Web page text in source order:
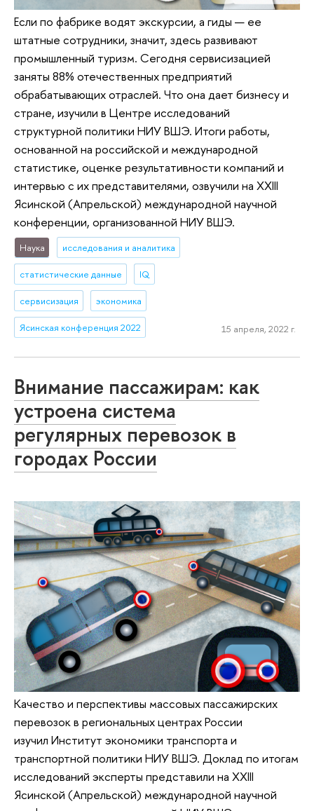
Если по фабрике водят экскурсии, а гиды — ее
штатные сотрудники, значит, здесь развивают
промышленный туризм. Сегодня сервисизацией
заняты 88% отечественных предприятий
обрабатывающих отраслей. Что она дает бизнесу и
стране, изучили в Центре исследований
структурной политики НИУ ВШЭ. Итоги работы,
основанной на российской и международной
статистике, оценке результативности компаний и
интервью с их представителями, озвучили на XXIII
Ясинской (Апрельской) международной научной
конференции, организованной НИУ ВШЭ.
Наука исследования и аналитика
статистические данные IQ
сервисизация экономика
Ясинская конференция 2022 15 апреля, 2022 г.
Внимание пассажирам: как
устроена система
регулярных перевозок в
городах России
Качество и перспективы массовых пассажирских
перевозок в региональных центрах России
изучил Институт экономики транспорта и
транспортной политики НИУ ВШЭ. Доклад по итогам
исследований эксперты представили на XXIII
Ясинской (Апрельской) международной научной